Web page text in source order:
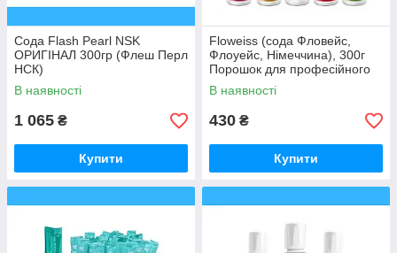
Сода Flash Pearl NSK
ОРИГІНАЛ 300гр (Флеш Перл
НСК)
В наявності
1 065 ₴
Купити
Floweiss (сода Фловейс,
Флоуейс, Німеччина), 300г
Порошок для професійного
чищення ВИШНЯ
В наявності
430 ₴
Купити